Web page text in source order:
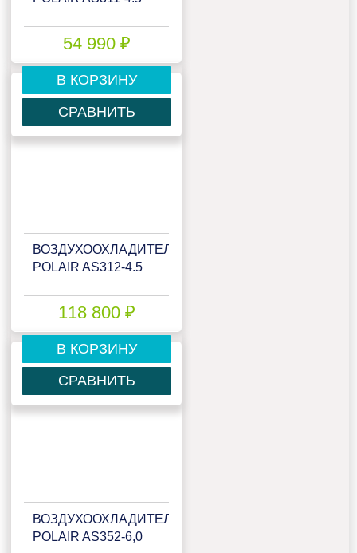
54 990 ₽
В КОРЗИНУ
СРАВНИТЬ
ВОЗДУХООХЛАДИТЕЛЬ
POLAIR AS312-4.5
118 800 ₽
В КОРЗИНУ
СРАВНИТЬ
ВОЗДУХООХЛАДИТЕЛЬ
POLAIR AS352-6,0